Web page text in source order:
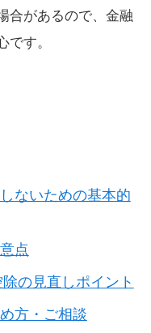
合があるので、金融
です。
ないための基本的
点
の見直しポイント
方・ご相談